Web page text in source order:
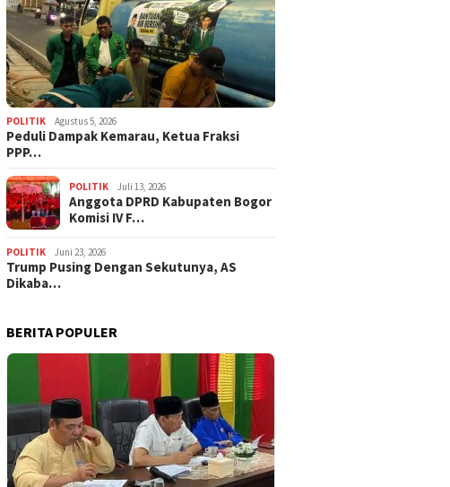
POLITIK Agustus 5, 2026
‎Peduli Dampak Kemarau, Ketua Fraksi
PPP…
POLITIK Juli 13, 2026
Anggota DPRD Kabupaten Bogor
Komisi IV F…
POLITIK Juni 23, 2026
Trump Pusing Dengan Sekutunya, AS
Dikaba…
BERITA POPULER